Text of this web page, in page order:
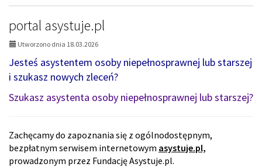
portal asystuje.pl
Utworzono dnia 18.03.2026
Jesteś asystentem osoby niepełnosprawnej lub starszej
i szukasz nowych zleceń?
Szukasz asystenta osoby niepełnosprawnej lub starszej?
Zachęcamy do zapoznania się z ogólnodostępnym,
bezpłatnym serwisem internetowym asystuje.pl,
prowadzonym przez Fundację Asystuje.pl.